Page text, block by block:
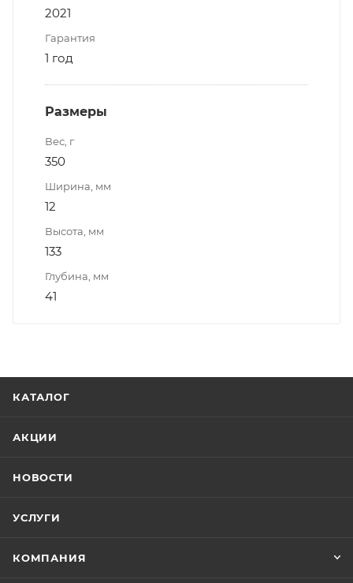
2021
Гарантия
1 год
Размеры
Вес, г
350
Ширина, мм
12
Высота, мм
133
Глубина, мм
41
КАТАЛОГ
АКЦИИ
НОВОСТИ
УСЛУГИ
КОМПАНИЯ